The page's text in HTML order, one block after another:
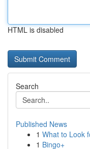
HTML is disabled
Search
Published News
1 What to Look
1 Bingo+